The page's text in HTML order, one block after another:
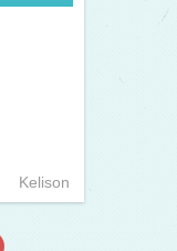
Kelison